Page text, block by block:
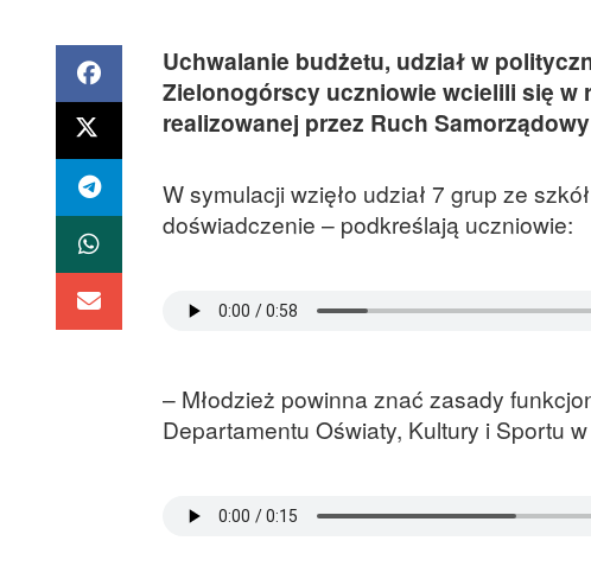
Uchwalanie budżetu, udział w
Zielonogórscy uczniowie wcielili się w
realizowanej przez Ruch
W symulacji wzięło udział 7 grup ze
doświadczenie – podkreślają uczniowie:
– Młodzież powinna znać zasady
Departamentu Oświaty, Kultury i Sportu